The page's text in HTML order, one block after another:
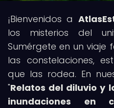
¡Bienvenidos a
los misterios del
Sumérgete en un viaje
las constelaciones,
que las rodea. En
"Relatos del diluvio y
inundaciones en